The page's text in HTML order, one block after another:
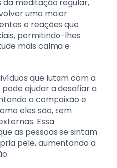
da meditação regular,
uma maior
e reações que
permitindo-lhes
mais calma e
que lutam com a
ajudar a desafiar a
a compaixão e
eles são, sem
Essa
as pessoas se sintam
pele, aumentando a